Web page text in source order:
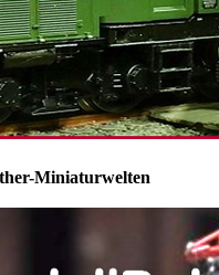
Miniaturwelten